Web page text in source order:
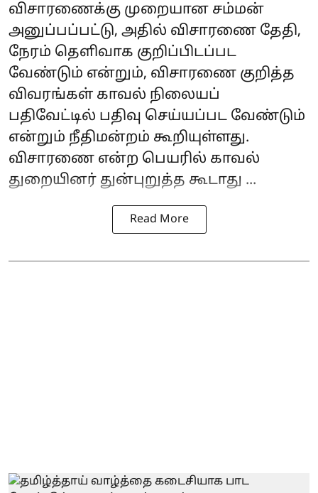
விசாரணைக்கு முறையான சம்மன்
அனுப்பப்பட்டு, அதில் விசாரணை தேதி,
நேரம் தெளிவாக குறிப்பிடப்பட
வேண்டும் என்றும், விசாரணை குறித்த
விவரங்கள் காவல் நிலையப்
பதிவேட்டில் பதிவு செய்யப்பட வேண்டும்
என்றும் நீதிமன்றம் கூறியுள்ளது.
விசாரணை என்ற பெயரில் காவல்
துறையினர் துன்புறுத்த கூடாது ...
Read More